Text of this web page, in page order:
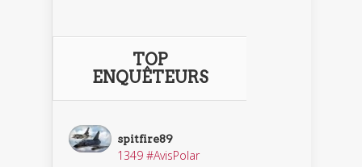
TOP
ENQUÊTEURS
spitfire89
1349 #AvisPolar